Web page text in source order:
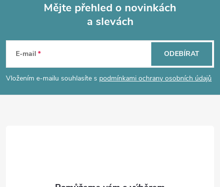
p
Mějte přehled o novinkách
a slevách
E-mail
Vložením e-mailu souhlasíte s podmínkami ochrany osobních údajů
ODEBÍRAT